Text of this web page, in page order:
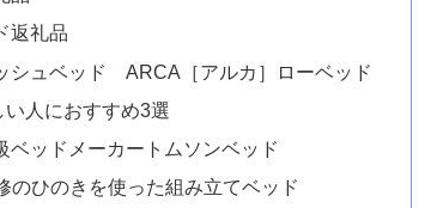
返礼品
シュベッド ARCA［アルカ］ローベッド
人におすすめ3選
ベッドメーカートムソンベッド
ひのきを使った組み立てベッド